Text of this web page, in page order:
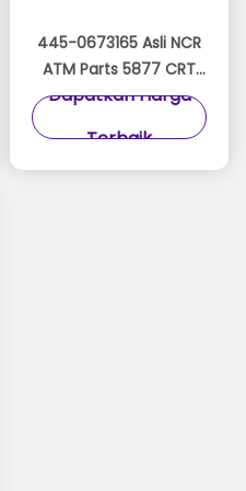
445-0673165 Asli NCR
ATM Parts 5877 CRT
FDK Assy FDK Majelis
Dapatkan Harga
Terbaik